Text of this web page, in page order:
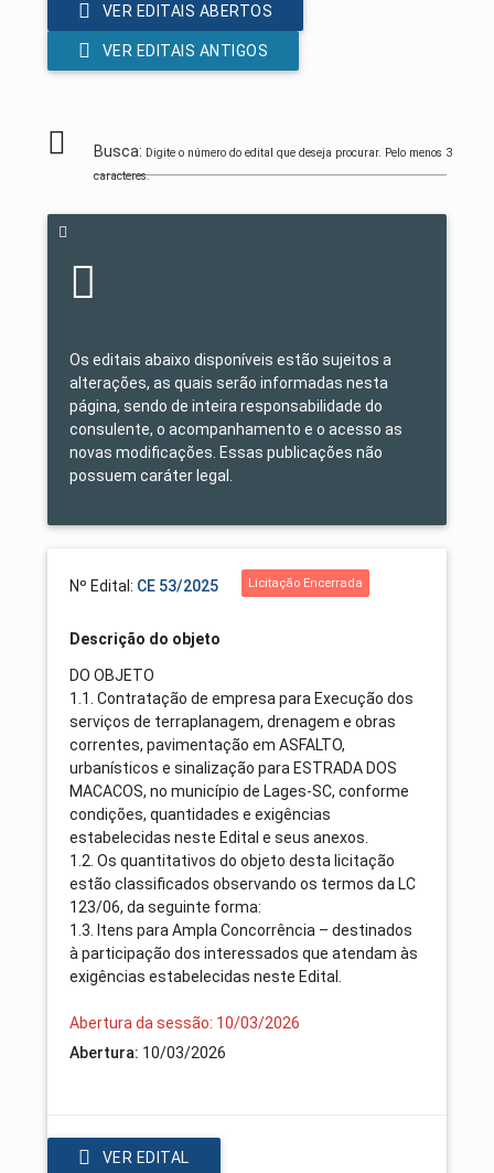
VER EDITAIS ABERTOS
VER EDITAIS ANTIGOS
Busca: Digite o número do edital que deseja procurar. Pelo menos 3
caracteres.
Os editais abaixo disponíveis estão sujeitos a
alterações, as quais serão informadas nesta
página, sendo de inteira responsabilidade do
consulente, o acompanhamento e o acesso as
novas modificações. Essas publicações não
possuem caráter legal.
Nº Edital: CE 53/2025 Licitação Encerrada
Descrição do objeto
DO OBJETO
1.1. Contratação de empresa para Execução dos
serviços de terraplanagem, drenagem e obras
correntes, pavimentação em ASFALTO,
urbanísticos e sinalização para ESTRADA DOS
MACACOS, no município de Lages-SC, conforme
condições, quantidades e exigências
estabelecidas neste Edital e seus anexos.
1.2. Os quantitativos do objeto desta licitação
estão classificados observando os termos da LC
123/06, da seguinte forma:
1.3. Itens para Ampla Concorrência – destinados
à participação dos interessados que atendam às
exigências estabelecidas neste Edital.
Abertura da sessão: 10/03/2026
Abertura: 10/03/2026
VER EDITAL